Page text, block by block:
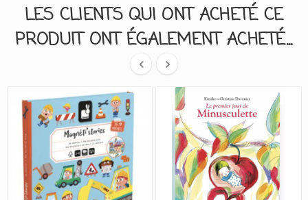
LES CLIENTS QUI ONT ACHETÉ CE
PRODUIT ONT ÉGALEMENT ACHETÉ...
 